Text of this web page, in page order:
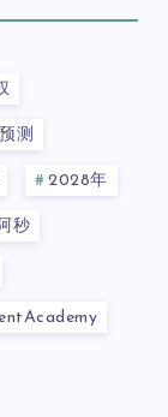
测
2028年
秒